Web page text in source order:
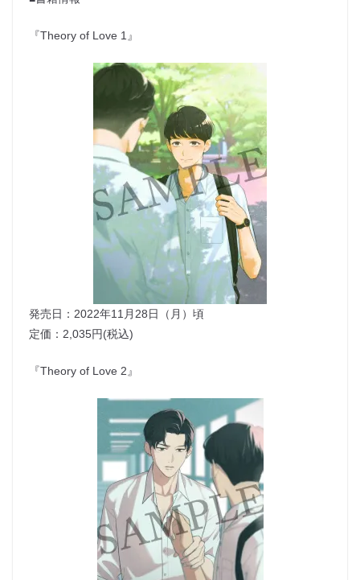
『Theory of Love 1』
発売日：2022年11月28日（月）頃
定価：2,035円(税込)
『Theory of Love 2』